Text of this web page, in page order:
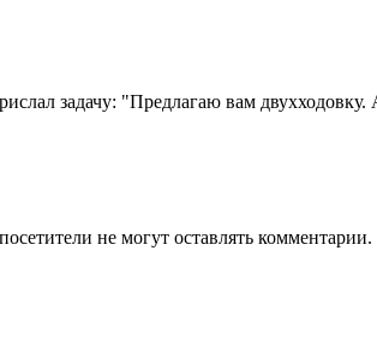
задачу: "Предлагаю вам
не могут оставлять